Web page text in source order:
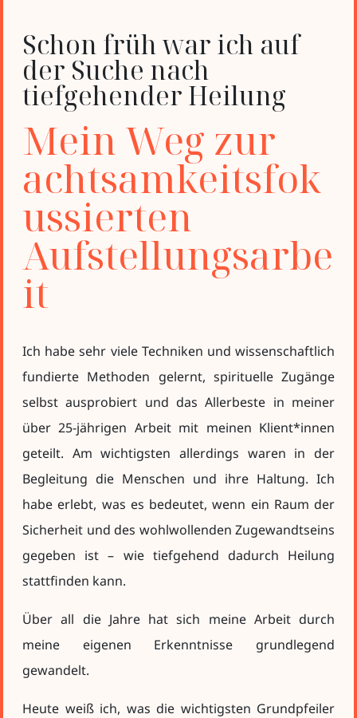
Schon früh war ich auf
der Suche nach
tiefgehender Heilung
Mein Weg zur
achtsamkeitsfok
ussierten
Aufstellungsarbe
it
Ich habe sehr viele Techniken und wissenschaftlich
fundierte Methoden gelernt, spirituelle Zugänge
selbst ausprobiert und das Allerbeste in meiner
über 25-jährigen Arbeit mit meinen Klient*innen
geteilt. Am wichtigsten allerdings waren in der
Begleitung die Menschen und ihre Haltung. Ich
habe erlebt, was es bedeutet, wenn ein Raum der
Sicherheit und des wohlwollenden Zugewandtseins
gegeben ist – wie tiefgehend dadurch Heilung
stattfinden kann.
Über all die Jahre hat sich meine Arbeit durch
meine eigenen Erkenntnisse grundlegend
gewandelt.
Heute weiß ich, was die wichtigsten Grundpfeiler